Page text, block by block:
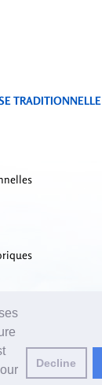
TRADITIONNELLE
Decline